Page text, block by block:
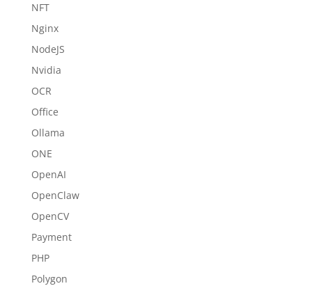
NFT
Nginx
NodeJS
Nvidia
OCR
Office
Ollama
ONE
OpenAI
OpenClaw
OpenCV
Payment
PHP
Polygon